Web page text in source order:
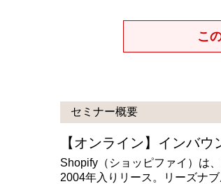
こ
セミナー概要
【オンライン】インバ
Shopify（ショッピファイ）は
2004年入りリース。リーズナ